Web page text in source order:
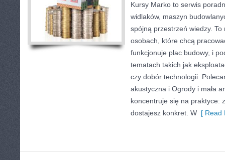
Kursy Marko to serwis
widlaków, maszyn
spójną przestrzeń wiedzy.
osobach, które chcą
funkcjonuje plac budowy, i
tematach takich jak
czy dobór technologii.
akustyczna i Ogrody i mała
koncentruje się na praktyce:
dostajesz konkret. W [ Read